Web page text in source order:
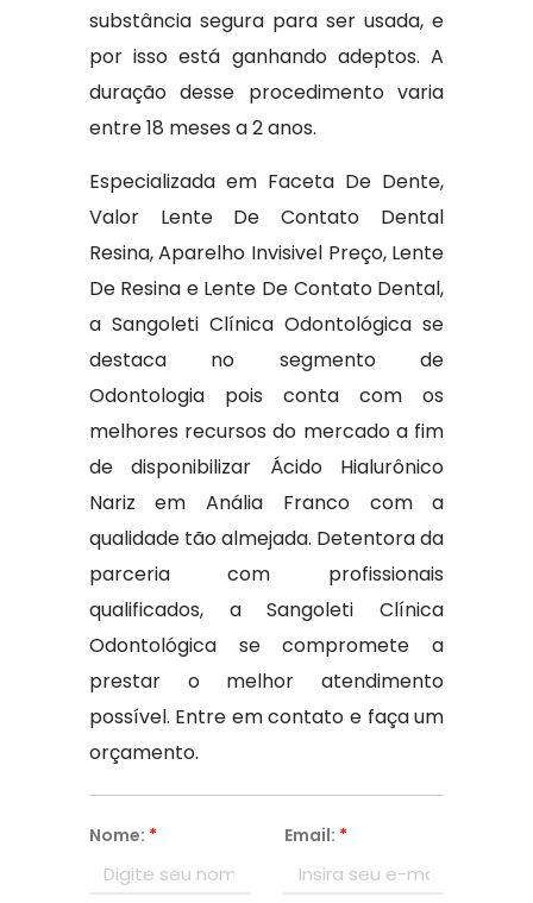
substância segura para ser usada, e
por isso está ganhando adeptos. A
duração desse procedimento varia
entre 18 meses a 2 anos.
Especializada em Faceta De Dente,
Valor Lente De Contato Dental
Resina, Aparelho Invisivel Preço, Lente
De Resina e Lente De Contato Dental,
a Sangoleti Clínica Odontológica se
destaca no segmento de
Odontologia pois conta com os
melhores recursos do mercado a fim
de disponibilizar Ácido Hialurônico
Nariz em Anália Franco com a
qualidade tão almejada. Detentora da
parceria com profissionais
qualificados, a Sangoleti Clínica
Odontológica se compromete a
prestar o melhor atendimento
possível. Entre em contato e faça um
orçamento.
Nome: * Email: *